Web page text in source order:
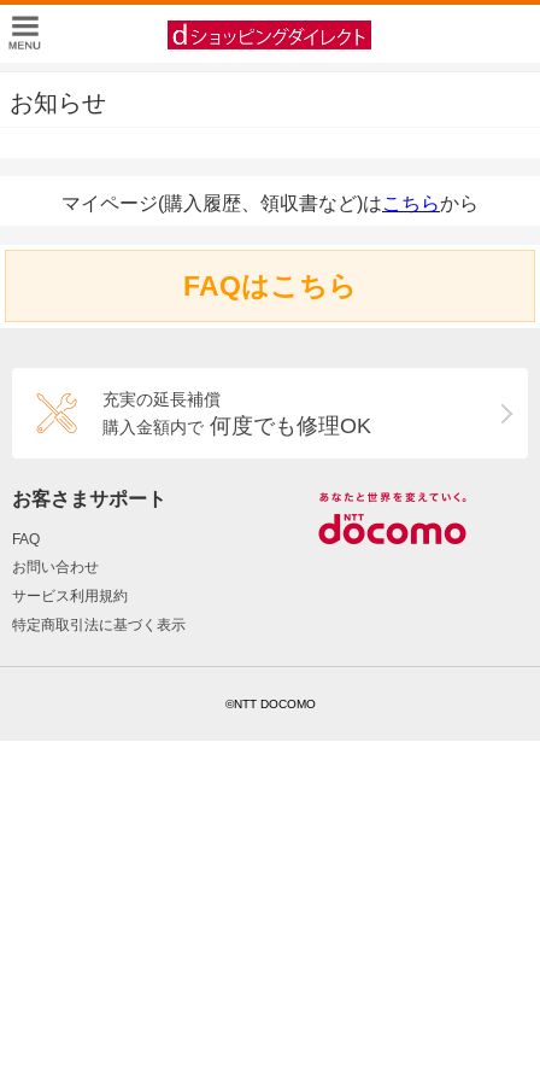
お知らせ
マイページ(購入履歴、領収書など)はこちらから
FAQはこちら
充実の延長補償
購入金額内で 何度でも修理OK
お客さまサポート
FAQ
お問い合わせ
サービス利用規約
特定商取引法に基づく表示
©NTT DOCOMO